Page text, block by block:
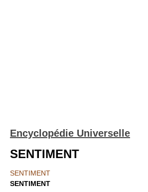
Encyclopédie Universelle
SENTIMENT
SENTIMENT
SENTIMENT